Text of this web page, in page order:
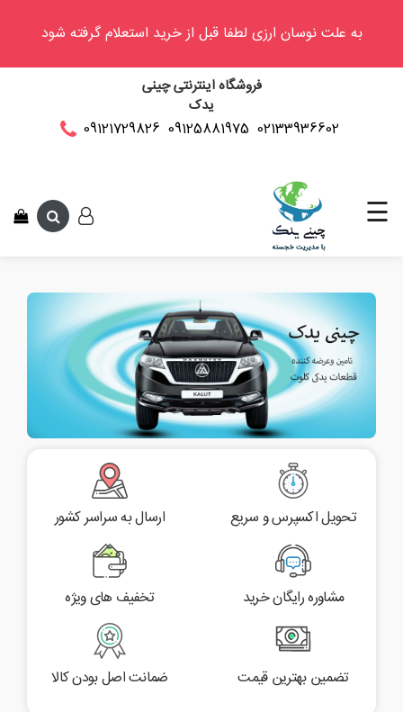
به علت نوسان ارزی لطفا قبل از خرید استعلام گرفته شود
فروشگاه اینترنتی چینی
یدک
02133936602
09125881975
09121729826
وینگل
سی
کاپرا
☰
تحویل اکسپرس و سریع ارسال به سراسر کشور
مشاوره رایگان خرید تخفیف های ویژه
تضمین بهترین قیمت ضمانت اصل بودن کالا